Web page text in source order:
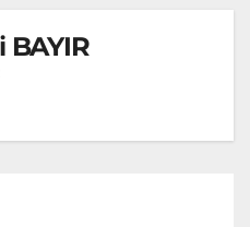
BAYIR